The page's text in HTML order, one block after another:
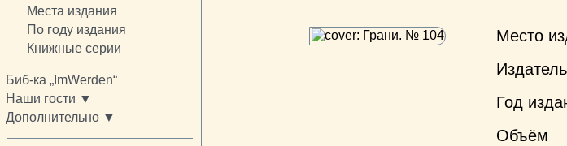
Места издания
По году издания
Книжные серии
Биб-ка „ImWerden“
Наши гости ▼
Дополнительно ▼
Место
Год
Объём